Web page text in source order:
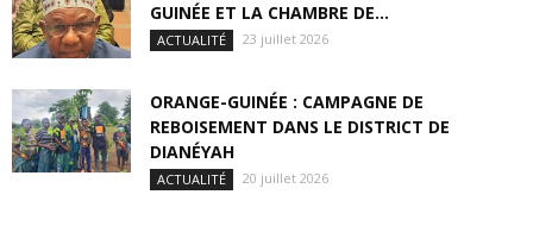
GUINÉE ET LA CHAMBRE DE...
ACTUALITÉ 23 juillet 2026
ORANGE-GUINÉE : CAMPAGNE DE
REBOISEMENT DANS LE DISTRICT DE
DIANÉYAH
ACTUALITÉ 20 juillet 2026